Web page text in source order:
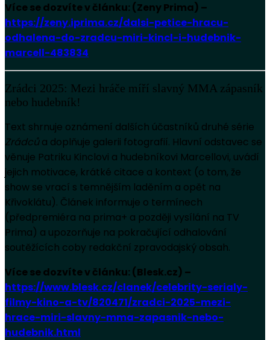
Více se dozvíte v článku: (Zeny Prima) –
https://zeny.iprima.cz/dalsi-petice-hracu-
odhalena-do-zradcu-miri-kincl-i-hudebnik-
marcell-483834
Zrádci 2025: Mezi hráče míří slavný MMA zápasník
nebo hudebník!
Text shrnuje oznámení dalších účastníků druhé série
Zrádcůa doplňuje galerii fotografií. Hlavní odstavec se
věnuje Patriku Kinclovi a hudebníkovi Marcellovi, uvádí
jejich motivace, krátké citace a kontext (o tom, že
show se vrací s temnějším laděním a opět na
Křivoklátu). Článek informuje o termínech
(předpremiéra na prima+ a později vysílání na TV
Prima) a upozorňuje na pokračující odhalování
soutěžících coby redakční zpravodajský obsah.
Více se dozvíte v článku: (Blesk.cz) –
https://www.blesk.cz/clanek/celebrity-serialy-
filmy-kino-a-tv/820471/zradci-2025-mezi-
hrace-miri-slavny-mma-zapasnik-nebo-
hudebnik.html